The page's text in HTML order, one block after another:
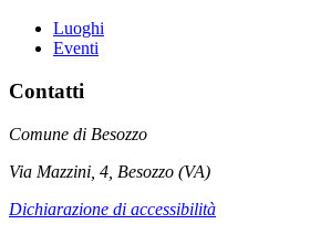
Luoghi
Eventi
Contatti
Comune di Besozzo
Via Mazzini, 4, Besozzo (VA)
Dichiarazione di accessibilità